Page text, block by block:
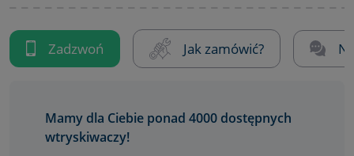
Zadzwoń Jak zamówić?
Mamy dla Ciebie ponad 4000 dostępnych
wtryskiwaczy!